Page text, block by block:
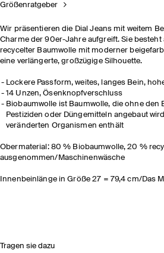
Größenratgeber
Wir präsentieren die Dial Jeans mit weitem
Charme der 90er-Jahre aufgreift. Sie besteht
recycelter Baumwolle mit moderner
eine verlängerte, großzügige Silhouette.
Lockere Passform, weites, langes Bein,
14 Unzen, Ösenknopfverschluss
Biobaumwolle ist Baumwolle, die ohne den
Pestiziden oder Düngemitteln angebaut
veränderten Organismen enthält
Obermaterial: 80 % Biobaumwolle, 20 %
ausgenommen/Maschinenwäsche
Innenbeinlänge in Größe 27 = 79,4 cm/Das
Tragen sie dazu